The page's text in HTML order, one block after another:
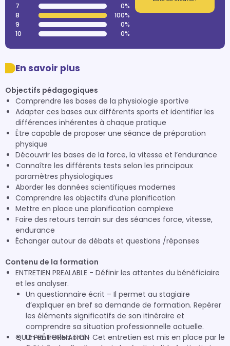
7
0%
8
100%
9
0%
10
0%
En savoir plus
Objectifs pédagogiques
Comprendre les bases de la physiologie sportive
Adapter ces bases aux différents sports et identifier les
différences inhérentes à chaque pratique
Être capable de proposer une séance de préparation
physique
Découvrir les bases de la force, la vitesse et l’endurance
Connaître les différents tests selon les principaux
paramètres physiologiques
Aborder les données scientifiques modernes
Comprendre les objectifs d’une planification
Mettre en place une planification complexe
Faire des retours terrain sur des séances force, vitesse,
endurance
Échanger autour de débats et questions /réponses
Contenu de la formation
ENTRETIEN PREALABLE - Définir les attentes du bénéficiaire
et les analyser.
Un questionnaire écrit – Il permet au stagiaire
d’expliquer en bref sa demande de formation. Repérer
les éléments significatifs de son itinéraire et
comprendre sa situation professionnelle actuelle.
Un entretien oral– Cet entretien est mis en place par le
QUIZ PRÉ FORMATION